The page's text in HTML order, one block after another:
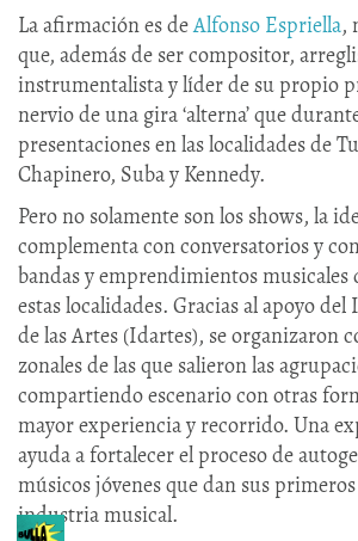
La afirmación es deAlfonso Espriella,
que, además de ser compositor,
instrumentalista y líder de su propio
nervio de una gira ‘alterna’ que
presentaciones en las localidades de
Chapinero, Suba y Kennedy.
Pero no solamente son los shows, la
complementa con conversatorios y
bandas y emprendimientos musicales
estas localidades. Gracias al apoyo
de las Artes (Idartes), se organizaron
zonales de las que salieron las
compartiendo escenario con otras
mayor experiencia y recorrido. Una
ayuda a fortalecer el proceso de
músicos jóvenes que dan sus primeros
industria musical.